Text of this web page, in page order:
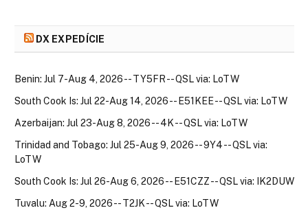
DX EXPEDÍCIE
Benin: Jul 7-Aug 4, 2026 -- TY5FR -- QSL via: LoTW
South Cook Is: Jul 22-Aug 14, 2026 -- E51KEE -- QSL via: LoTW
Azerbaijan: Jul 23-Aug 8, 2026 -- 4K -- QSL via: LoTW
Trinidad and Tobago: Jul 25-Aug 9, 2026 -- 9Y4 -- QSL via:
LoTW
South Cook Is: Jul 26-Aug 6, 2026 -- E51CZZ -- QSL via: IK2DUW
Tuvalu: Aug 2-9, 2026 -- T2JK -- QSL via: LoTW